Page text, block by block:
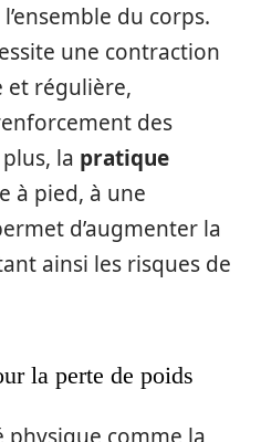
du corps.
une contraction
et régulière,
des
la pratique
à pied, à une
d’augmenter la
ainsi les risques de
la perte de poids